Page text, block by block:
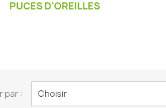
PUCES D'OREILLES
par : Choisir